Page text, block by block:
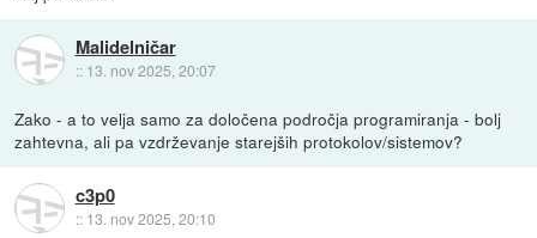
Malidelničar
:: 13. nov 2025, 20:07
Zako - a to velja samo za določena področja programiranja - bolj
zahtevna, ali pa vzdrževanje starejših protokolov/sistemov?
c3p0
:: 13. nov 2025, 20:10